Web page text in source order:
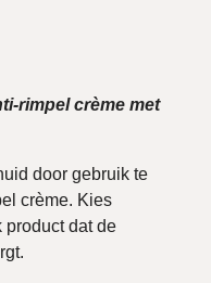
rimpel crème met
door gebruik te
crème. Kies
product dat de